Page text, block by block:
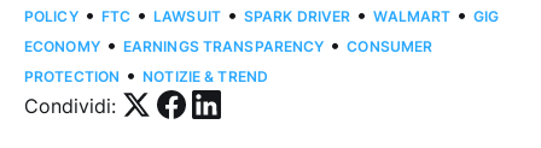
POLICY • FTC • LAWSUIT • SPARK DRIVER • WALMART • GIG
ECONOMY • EARNINGS TRANSPARENCY • CONSUMER
PROTECTION • NOTIZIE & TREND
Condividi: